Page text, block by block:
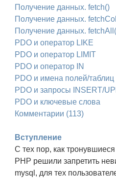
Получение данных. fetch()
Получение данных.
Получение данных.
PDO и оператор LIKE
PDO и оператор LIMIT
PDO и оператор IN
PDO и имена полей/таблиц
PDO и запросы INSERT/
PDO и ключевые слова
Комментарии (113)
Вступление
С тех пор, как
РНР решили запретить
mysql, для тех